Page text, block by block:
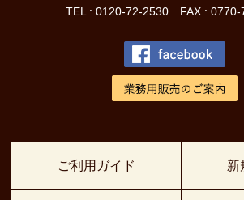
TEL : 0120-72-2530 FAX : 0770-
ご利用ガイド 新